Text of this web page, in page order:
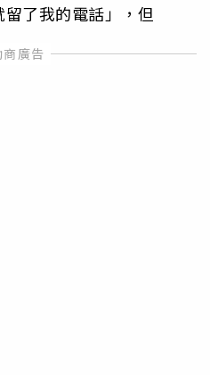
了我的電話」，但